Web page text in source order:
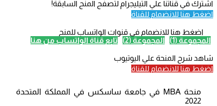
اشترك في قناتنا علي التيليجرام لتصفح المنح السابقة!
اضغط هنا للانضمام للقناة
اضغط هنا للانضمام في قنوات الواتساب للمنح
المجموعة (1)
المجموعة (2) تابع قناة الواتساب من هنا
شاهد شرح المنحة علي اليوتيوب
اضغط هنا للانضمام للقناة
منحة MBA في جامعة ساسكس في المملكة المتحدة
2022